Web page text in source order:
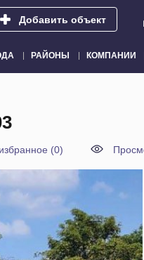
Добавить объект
РАЙОНЫ КОМПАНИИ
(0)